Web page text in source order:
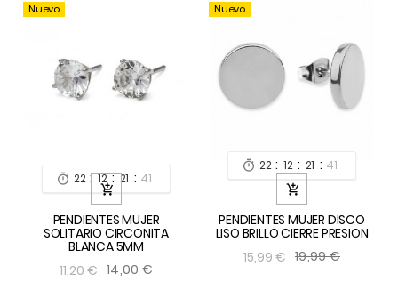
Nuevo
 22 : 12 : 21 : 39

PENDIENTES MUJER
SOLITARIO CIRCONITA
BLANCA 5MM
11,20 € 14,00 €
Nuevo
 22 : 12 : 21 : 39

PENDIENTES MUJER DISCO
LISO BRILLO CIERRE PRESION
15,99 € 19,99 €